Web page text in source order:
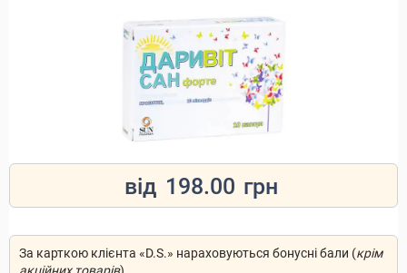
від 198.00 грн
За карткою клієнта «D.S.» нараховуються бонусні бали (крім